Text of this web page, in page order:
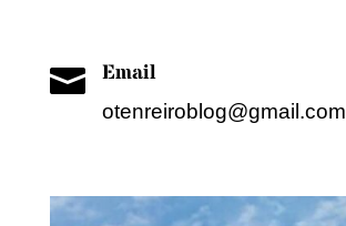
 Email
otenreiroblog@gmail.com